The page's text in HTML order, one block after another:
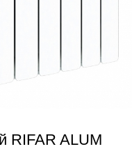
RIFAR ALUM